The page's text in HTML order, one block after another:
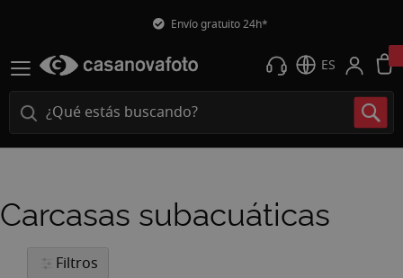
Envío gratuito 24h*
ES
Carcasas subacuáticas
Filtros